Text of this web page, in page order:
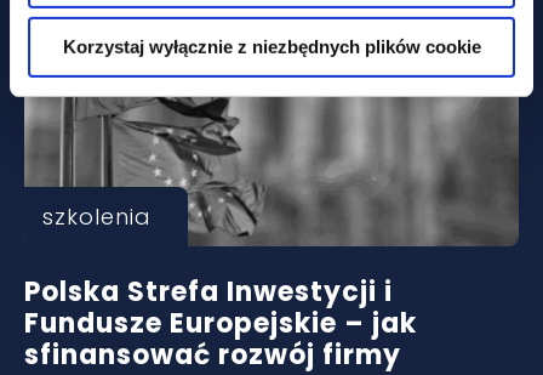
Korzystaj wyłącznie z niezbędnych plików cookie
szkolenia
Polska Strefa Inwestycji i
Fundusze Europejskie – jak
sfinansować rozwój firmy